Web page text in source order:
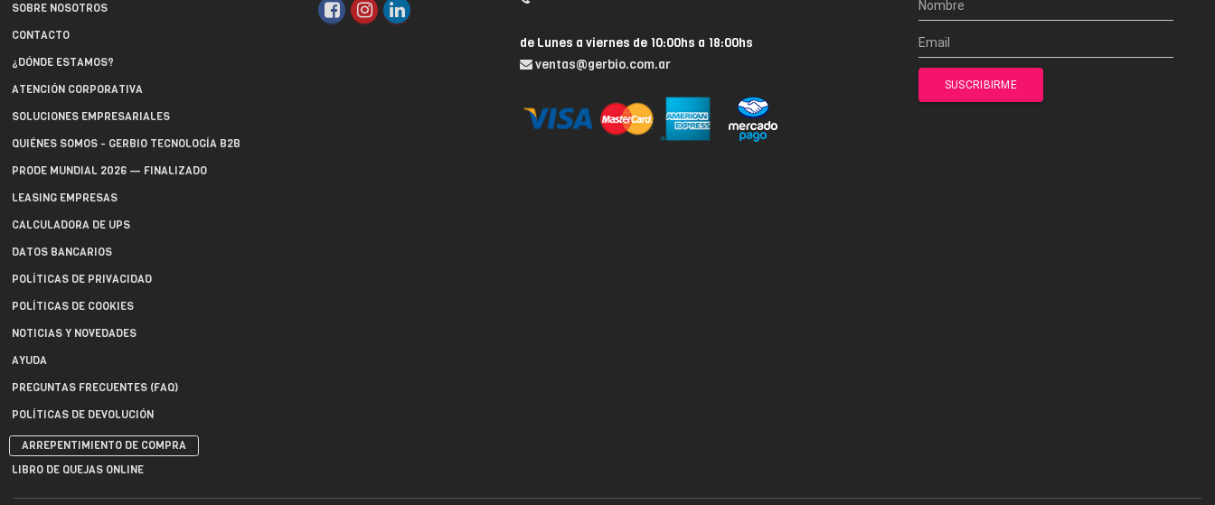
SOBRE NOSOTROS
CONTACTO
¿DÓNDE ESTAMOS?
ATENCIÓN CORPORATIVA
SOLUCIONES EMPRESARIALES
QUIÉNES SOMOS - GERBIO TECNOLOGÍA B2B
PRODE MUNDIAL 2026 — FINALIZADO
LEASING EMPRESAS
CALCULADORA DE UPS
DATOS BANCARIOS
POLÍTICAS DE PRIVACIDAD
POLÍTICAS DE COOKIES
NOTICIAS Y NOVEDADES
AYUDA
PREGUNTAS FRECUENTES (FAQ)
POLÍTICAS DE DEVOLUCIÓN
ARREPENTIMIENTO DE COMPRA
LIBRO DE QUEJAS ONLINE
de Lunes a viernes de 10:00hs a 18:00hs
ventas@gerbio.com.ar